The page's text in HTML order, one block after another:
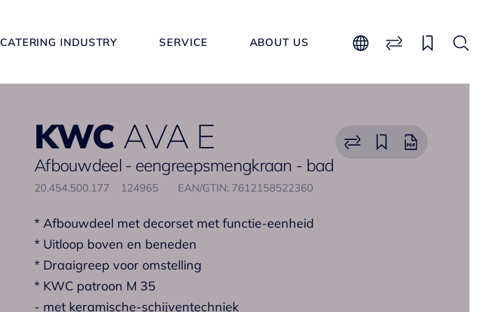
CATERING INDUSTRY SERVICE ABOUT US
KWC AVA E
Afbouwdeel - eengreepsmengkraan - bad
20.454.500.177 124965 EAN/GTIN: 7612158522360
* Afbouwdeel met decorset met functie-eenheid
* Uitloop boven en beneden
* Draaigreep voor omstelling
* KWC patroon M 35
- met keramische-schijventechniek